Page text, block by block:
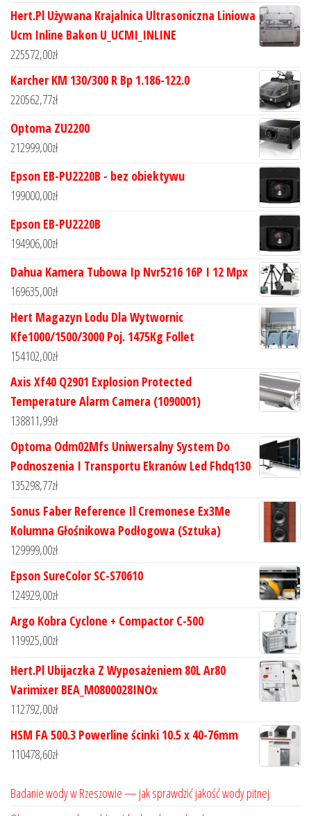
Hert.Pl Używana Krajalnica Ultrasoniczna Liniowa
Ucm Inline Bakon U_UCMI_INLINE
225572,00zł
Karcher KM 130/300 R Bp 1.186-122.0
220562,77zł
Optoma ZU2200
212999,00zł
Epson EB-PU2220B - bez obiektywu
199000,00zł
Epson EB-PU2220B
194906,00zł
Dahua Kamera Tubowa Ip Nvr5216 16P I 12 Mpx
169635,00zł
Hert Magazyn Lodu Dla Wytwornic
Kfe1000/1500/3000 Poj. 1475Kg Follet
154102,00zł
Axis Xf40 Q2901 Explosion Protected
Temperature Alarm Camera (1090001)
138811,99zł
Optoma Odm02Mfs Uniwersalny System Do
Podnoszenia I Transportu Ekranów Led Fhdq130
135298,77zł
Sonus Faber Reference Il Cremonese Ex3Me
Kolumna Głośnikowa Podłogowa (Sztuka)
129999,00zł
Epson SureColor SC-S70610
124929,00zł
Argo Kobra Cyclone + Compactor C-500
119925,00zł
Hert.Pl Ubijaczka Z Wyposażeniem 80L Ar80
Varimixer BEA_M0800028INOx
112792,00zł
HSM FA 500.3 Powerline ścinki 10.5 x 40-76mm
110478,60zł
Badanie wody w Rzeszowie — jak sprawdzić jakość wody pitnej